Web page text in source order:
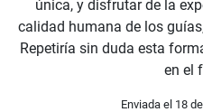
única, y disfrutar de la
calidad humana de los
Repetiría sin duda esta
en el
Enviada el 18